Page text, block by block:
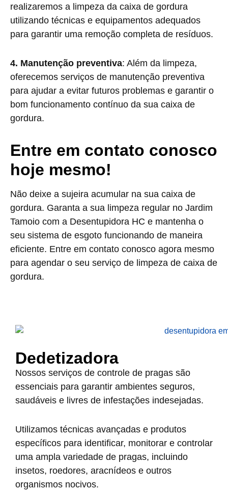
realizaremos a limpeza da caixa de gordura
utilizando técnicas e equipamentos adequados
para garantir uma remoção completa de resíduos.
4. Manutenção preventiva: Além da limpeza,
oferecemos serviços de manutenção preventiva
para ajudar a evitar futuros problemas e garantir o
bom funcionamento contínuo da sua caixa de
gordura.
Entre em contato conosco
hoje mesmo!
Não deixe a sujeira acumular na sua caixa de
gordura. Garanta a sua limpeza regular no Jardim
Tamoio com a Desentupidora HC e mantenha o
seu sistema de esgoto funcionando de maneira
eficiente. Entre em contato conosco agora mesmo
para agendar o seu serviço de limpeza de caixa de
gordura.
Dedetizadora
Nossos serviços de controle de pragas são
essenciais para garantir ambientes seguros,
saudáveis e livres de infestações indesejadas.
Utilizamos técnicas avançadas e produtos
específicos para identificar, monitorar e controlar
uma ampla variedade de pragas, incluindo
insetos, roedores, aracnídeos e outros
organismos nocivos.